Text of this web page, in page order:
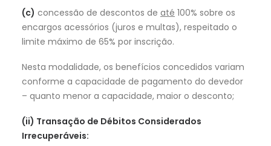
(c) concessão de descontos de até 100% sobre os
encargos acessórios (juros e multas), respeitado o
limite máximo de 65% por inscrição.
Nesta modalidade, os benefícios concedidos variam
conforme a capacidade de pagamento do devedor
– quanto menor a capacidade, maior o desconto;
(ii) Transação de Débitos Considerados
Irrecuperáveis: